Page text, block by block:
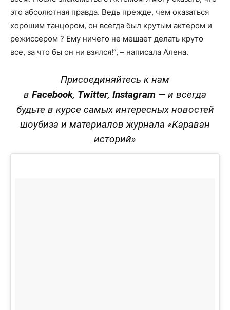
это абсолютная правда. Ведь прежде, чем оказаться
хорошим танцором, он всегда был крутым актером и
режиссером ? Ему ничего не мешает делать круто
все, за что бы он ни взялся!”, – написала Алена.
Присоединяйтесь к нам
в Facebook, Twitter, Instagram — и всегда
будьте в курсе самых интересных новостей
шоубиза и материалов журнала «Караван
историй»